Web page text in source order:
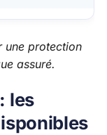
une protection
assuré.
les